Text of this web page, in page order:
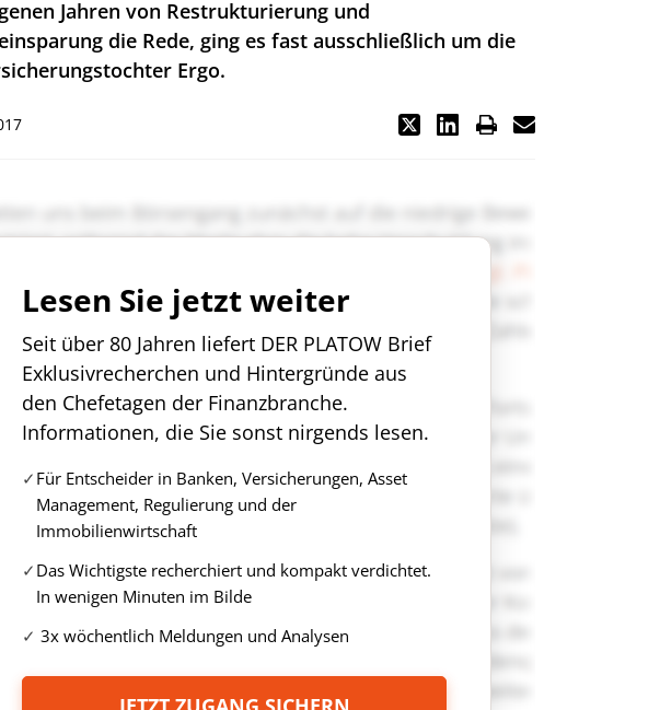
Jahren von Restrukturierung und
die Rede, ging es fast ausschließlich um die
Ergo.
Lesen Sie jetzt weiter
Seit über 80 Jahren liefert DER PLATOW Brief
Exklusivrecherchen und Hintergründe aus
den Chefetagen der Finanzbranche.
Informationen, die Sie sonst nirgends lesen.
Für Entscheider in Banken, Versicherungen, Asset
Management, Regulierung und der
Immobilienwirtschaft
Das Wichtigste recherchiert und kompakt verdichtet.
In wenigen Minuten im Bilde
3x wöchentlich Meldungen und Analysen